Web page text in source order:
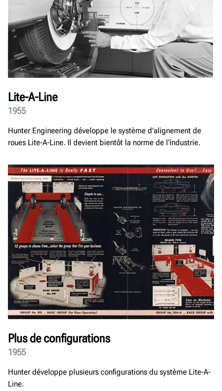
Lite-A-Line
1955
Hunter Engineering développe le système d’alignement de
roues Lite-A-Line. Il devient bientôt la norme de l’industrie.
Plus de configurations
1955
Hunter développe plusieurs configurations du système Lite-A-
Line.